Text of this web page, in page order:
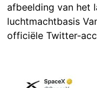
afbeelding van het
luchtmachtbasis
officiële Twitter-
Image